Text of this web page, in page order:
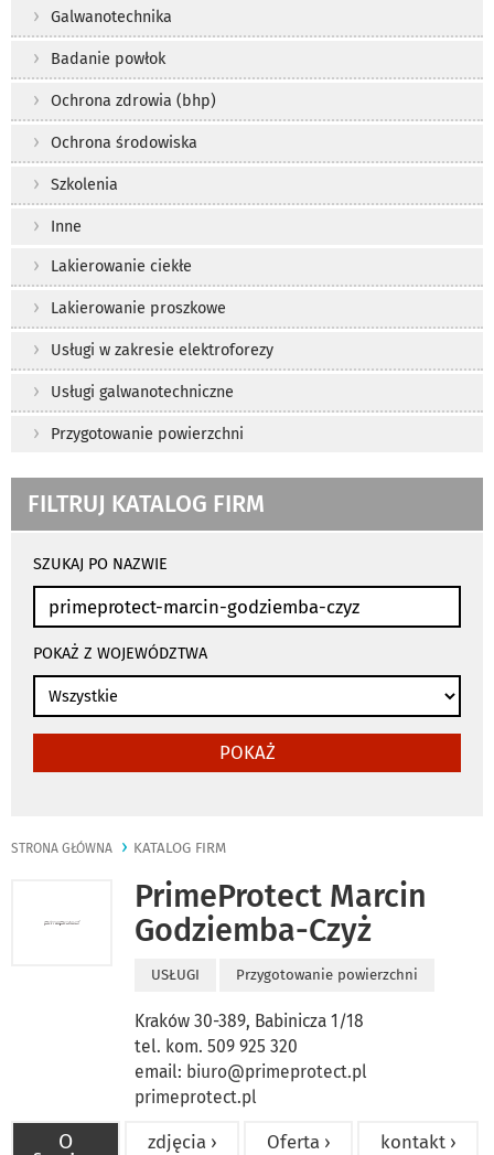
Galwanotechnika
Badanie powłok
Ochrona zdrowia (bhp)
Ochrona środowiska
Szkolenia
Inne
Lakierowanie ciekłe
Lakierowanie proszkowe
Usługi w zakresie elektroforezy
Usługi galwanotechniczne
Przygotowanie powierzchni
FILTRUJ KATALOG FIRM
wyszukiwania
automatycznie
SZUKAJ PO NAZWIE
POKAŻ Z WOJEWÓDZTWA
POKAŻ
STRONA GŁÓWNA KATALOG FIRM
PrimeProtect Marcin
Godziemba-Czyż
USŁUGI Przygotowanie powierzchni
Kraków 30-389, Babinicza 1/18
tel. kom. 509 925 320
email: biuro@primeprotect.pl
primeprotect.pl
O zdjęcia › Oferta › kontakt ›